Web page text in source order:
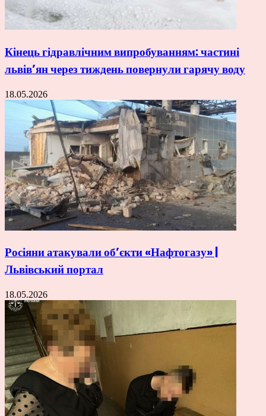
Кінець гідравлічним випробуванням: частині
львів’ян через тиждень повернули гарячу воду
18.05.2026
Росіяни атакували об’єкти «Нафтогазу» |
Львівський портал
18.05.2026